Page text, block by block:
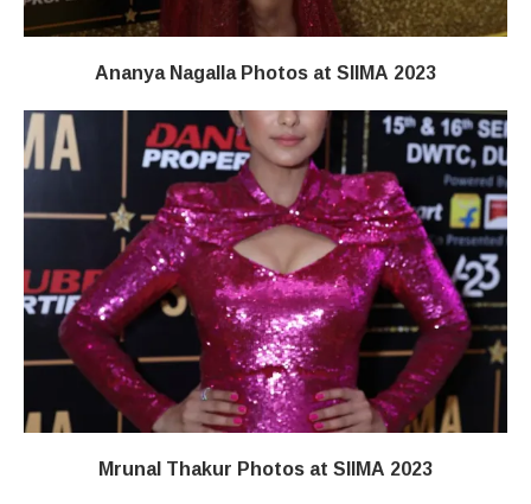
Ananya Nagalla Photos at SIIMA 2023
Mrunal Thakur Photos at SIIMA 2023